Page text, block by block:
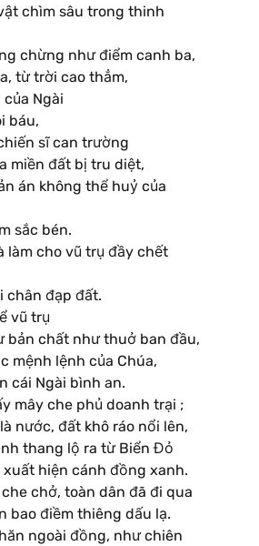
chìm sâu trong thinh
chừng như điểm canh ba,
từ trời cao thẳm,
Ngài
báu,
sĩ can trường
miền đất bị tru diệt,
án không thể huỷ của
sắc bén.
làm cho vũ trụ đầy chết
chân đạp đất.
vũ trụ
bản chất như thuở ban đầu,
mệnh lệnh của Chúa,
cái Ngài bình an.
mây che phủ doanh trại ;
nước, đất khô ráo nổi lên,
thang lộ ra từ Biển Đỏ
hiện cánh đồng xanh.
chở, toàn dân đã đi qua
bao điềm thiêng dấu lạ.
ngoài đồng, như chiên